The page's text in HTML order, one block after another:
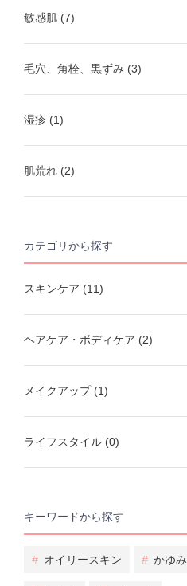
敏感肌 (7)
毛穴、角栓、黒ずみ (3)
湿疹 (1)
肌荒れ (2)
カテゴリから探す
スキンケア (11)
ヘアケア・ボディケア (2)
メイクアップ (1)
ライフスタイル (0)
キーワードから探す
# オイリースキン # かゆみ